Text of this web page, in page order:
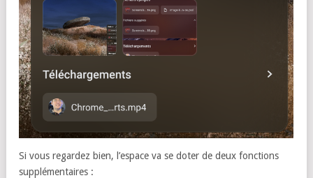
Si vous regardez bien, l’espace va se doter de deux fonctions
supplémentaires :